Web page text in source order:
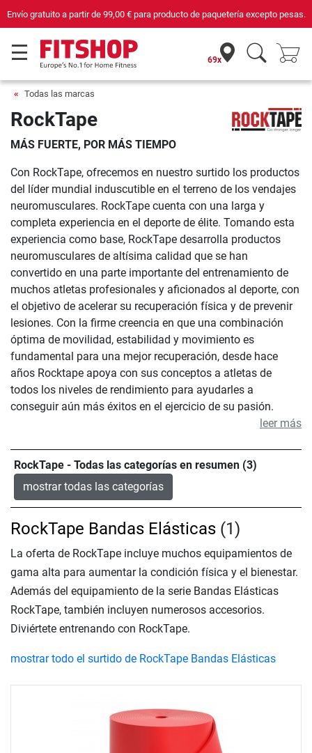
Envío gratuito a partir de 99,00 €para producto de paquetería excepto pesas.
69x
Todas las marcas
RockTape
MÁS FUERTE, POR MÁS TIEMPO
Con RockTape, ofrecemos en nuestro surtido los productos
del líder mundial induscutible en el terreno de los vendajes
neuromusculares. RockTape cuenta con una larga y
completa experiencia en el deporte de élite. Tomando esta
experiencia como base, RockTape desarrolla productos
neuromusculares de altísima calidad que se han
convertido en una parte importante del entrenamiento de
muchos atletas profesionales y aficionados al deporte, con
el objetivo de acelerar su recuperación física y de prevenir
lesiones. Con la firme creencia en que una combinación
óptima de movilidad, estabilidad y movimiento es
fundamental para una mejor recuperación, desde hace
años Rocktape apoya con sus conceptos a atletas de
todos los niveles de rendimiento para ayudarles a
conseguir aún más éxitos en el ejercicio de su pasión.
leer más
RockTape - Todas las categorías en resumen (3)
mostrar todas las categorías
RockTape Bandas Elásticas (1)
La oferta de RockTape incluye muchos equipamientos de
gama alta para aumentar la condición física y el bienestar.
Además del equipamiento de la serie Bandas Elásticas
RockTape, también incluyen numerosos accesorios.
Diviértete entrenando con RockTape.
mostrar todo el surtido de RockTape Bandas Elásticas